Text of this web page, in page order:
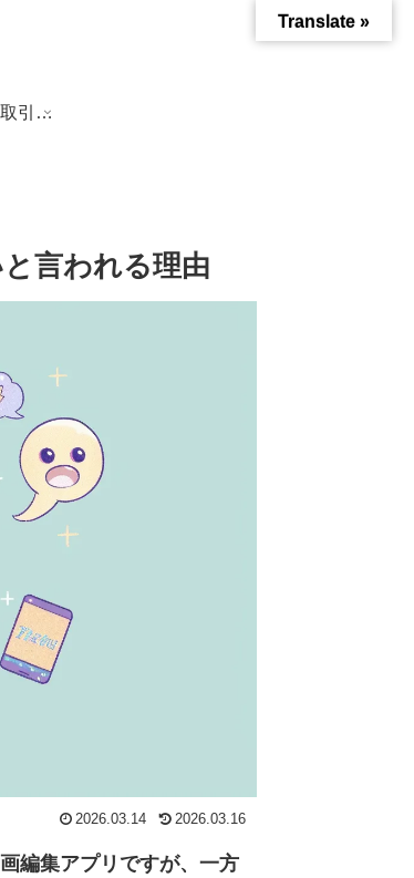
特定商取引法に基づく表記
言われる理由
2026.03.14 2026.03.16
編集アプリですが、一方
Translate »